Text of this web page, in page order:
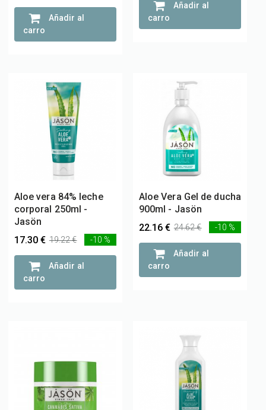
Añadir al
carro
Añadir al
carro
Aloe vera 84% leche
corporal 250ml -
Jasön
17.30 € 19.22 € -10 %
Añadir al
carro
Aloe Vera Gel de ducha
900ml - Jasön
22.16 € 24.62 € -10 %
Añadir al
carro